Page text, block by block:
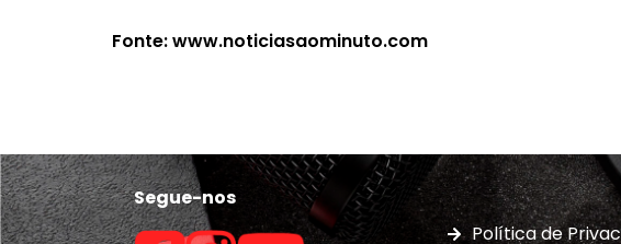
Fonte: www.noticiasaominuto.com
Segue-nos
Política de